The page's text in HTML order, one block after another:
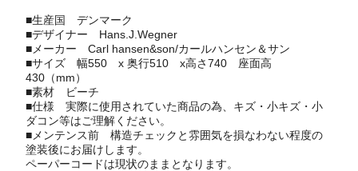
■生産国デンマーク
■デザイナー Hans.J.Wegner
■メーカーCarl hansen&son/カールハンセン＆サン
■サイズ 幅550 x 奥行510 x高さ740 座面高
430（mm）
■素材 ビーチ
■仕様 実際に使用されていた商品の為、キズ・小キズ・小
ダコン等はご理解ください。
■メンテンス前 構造チェックと雰囲気を損なわない程度の
塗装後にお届けします。
ペーパーコードは現状のままとなります。